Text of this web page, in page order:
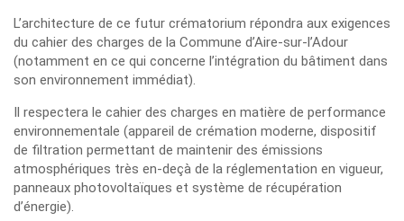
L’architecture de ce futur crématorium répondra aux exigences
du cahier des charges de la Commune d’Aire-sur-l’Adour
(notamment en ce qui concerne l’intégration du bâtiment dans
son environnement immédiat).
Il respectera le cahier des charges en matière de performance
environnementale (appareil de crémation moderne, dispositif
de filtration permettant de maintenir des émissions
atmosphériques très en-deçà de la réglementation en vigueur,
panneaux photovoltaïques et système de récupération
d’énergie).